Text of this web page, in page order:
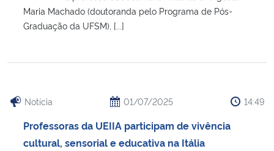
Maria Machado (doutoranda pelo Programa de Pós-
Graduação da UFSM), [...]
Notícia 01/07/2025 14:49
Professoras da UEIIA participam de vivência
cultural, sensorial e educativa na Itália